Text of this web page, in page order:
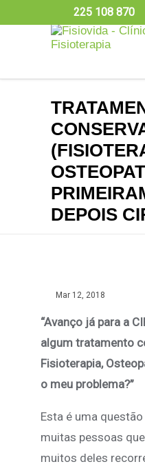
225 108 870
DEPOIS
Mar 12, 2018
“Avanço já para a
algum tratamento
Fisioterapia,
o meu problema?”
Esta é uma
muitas pessoas
muitos deles